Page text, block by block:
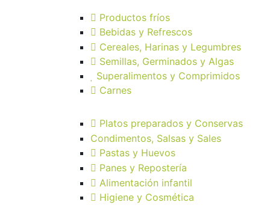
Productos fríos
Bebidas y Refrescos
Cereales, Harinas y Legumbres
Semillas, Germinados y Algas
Superalimentos y Comprimidos
Carnes
Platos preparados y Conservas
Condimentos, Salsas y Sales
Pastas y Huevos
Panes y Repostería
Alimentación infantil
Higiene y Cosmética